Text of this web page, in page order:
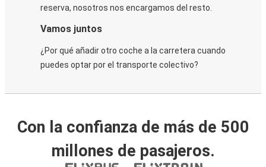
reserva, nosotros nos encargamos del resto.
Vamos juntos
¿Por qué añadir otro coche a la carretera cuando
puedes optar por el transporte colectivo?
Con la confianza de más de 500
millones de pasajeros.